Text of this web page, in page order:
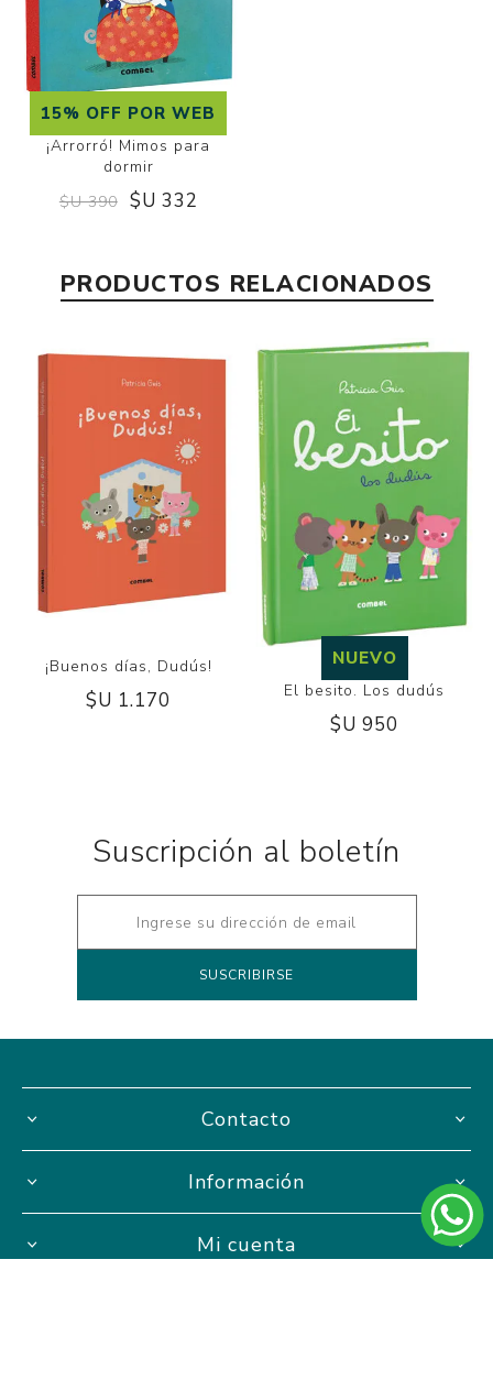
15% OFF POR WEB
¡Arrorró! Mimos para
dormir
$U 390 $U 332
PRODUCTOS RELACIONADOS
¡Buenos días, Dudús!
$U 1.170
NUEVO
El besito. Los dudús
$U 950
Suscripción al boletín
Contacto
Información
Mi cuenta